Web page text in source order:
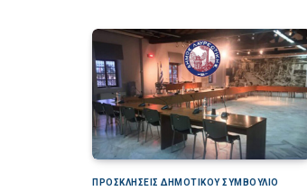
ΠΡΟΣΚΛΉΣΕΙΣ ΔΗΜΟΤΙΚΟΎ ΣΥΜΒΟΎΛΙΟ